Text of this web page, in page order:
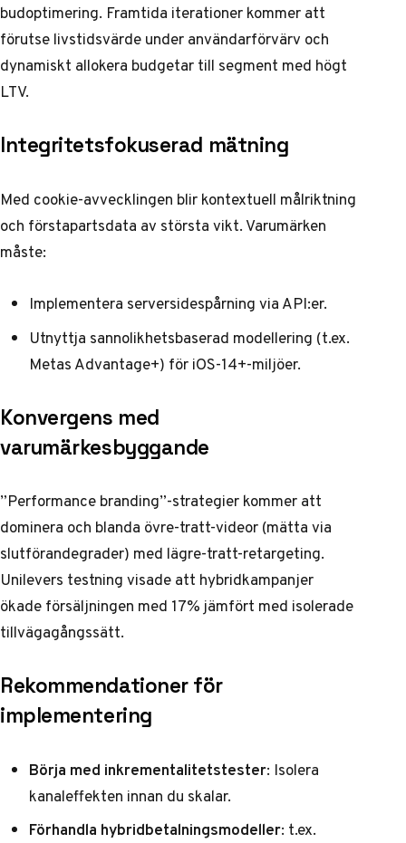
budoptimering. Framtida iterationer kommer att
förutse livstidsvärde under användarförvärv och
dynamiskt allokera budgetar till segment med högt
LTV.
Integritetsfokuserad mätning
Med cookie-avvecklingen blir kontextuell målriktning
och förstapartsdata av största vikt. Varumärken
måste:
Implementera serversidespårning via API:er.
Utnyttja sannolikhetsbaserad modellering (t.ex.
Metas Advantage+) för iOS-14+-miljöer.
Konvergens med
varumärkesbyggande
”Performance branding”-strategier kommer att
dominera och blanda övre-tratt-videor (mätta via
slutförandegrader) med lägre-tratt-retargeting.
Unilevers testning visade att hybridkampanjer
ökade försäljningen med 17% jämfört med isolerade
tillvägagångssätt.
Rekommendationer för
implementering
Börja med inkrementalitetstester: Isolera
kanaleffekten innan du skalar.
Förhandla hybridbetalningsmodeller: t.ex.